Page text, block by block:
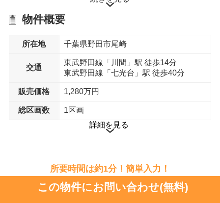
小学校
川間中学校 まで11分
保育園
尾崎学童保育所 まで12分
ベルク野田尾崎店 まで11分
月影幼稚園 まで13分
物件概要
所在地 千葉県野田市尾崎
交通
東武野田線「川間」駅 徒歩14分
東武野田線「七光台」駅 徒歩40分
販売価格 1,280万円
総区画数
1区画
詳細を見る
所要時間は約1分！簡単入力！
この物件にお問い合わせ(無料)